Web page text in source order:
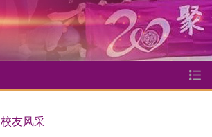
校友风采